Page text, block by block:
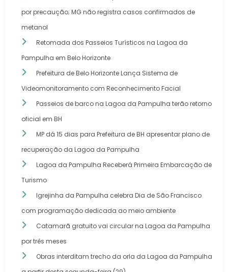
por precaução; MG não registra casos confirmados de
metanol
Retomada dos Passeios Turísticos na Lagoa da
Pampulha em Belo Horizonte
Prefeitura de Belo Horizonte Lança Sistema de
Videomonitoramento com Reconhecimento Facial
Passeios de barco na Lagoa da Pampulha terão retorno
oficial em BH
MP dá 15 dias para Prefeitura de BH apresentar plano de
recuperação da Lagoa da Pampulha
Lagoa da Pampulha Receberá Primeira Embarcação de
Turismo
Igrejinha da Pampulha celebra Dia de São Francisco
com programação dedicada ao meio ambiente
Catamarã gratuito vai circular na Lagoa da Pampulha
por três meses
Obras interditam trecho da orla da Lagoa da Pampulha